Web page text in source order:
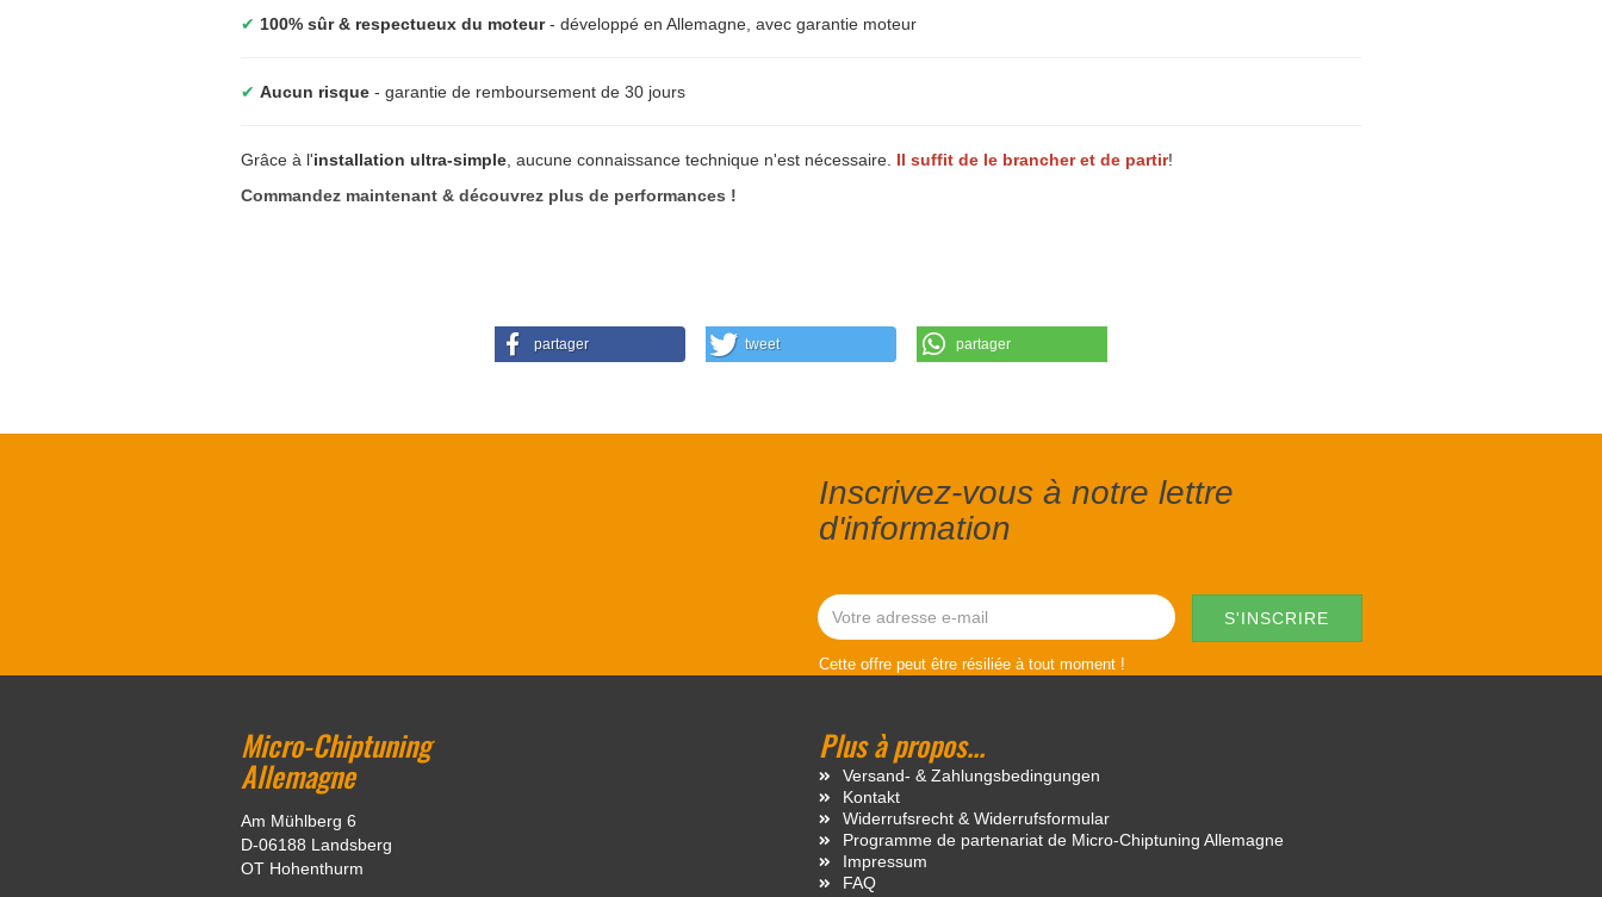
✔ 100% sûr & respectueux du moteur- développé en Allemagne, avec garantie moteur
✔ Aucun risque - garantie de remboursement de 30 jours
Grâce à l'installation ultra-simple , aucune connaissance technique n'est nécessaire. Il suffit de le brancher et de partir!
Commandez maintenant & découvrez plus de performances !
partager tweet partager
Inscrivez-vous à notre lettre
d'information
Cette offre peut être résiliée à tout moment !
Micro-Chiptuning
Allemagne
Am Mühlberg 6
D-06188 Landsberg
OT Hohenthurm
Plus à propos...
Versand- & Zahlungsbedingungen
Kontakt
Widerrufsrecht & Widerrufsformular
Programme de partenariat de Micro-Chiptuning Allemagne
Impressum
FAQ